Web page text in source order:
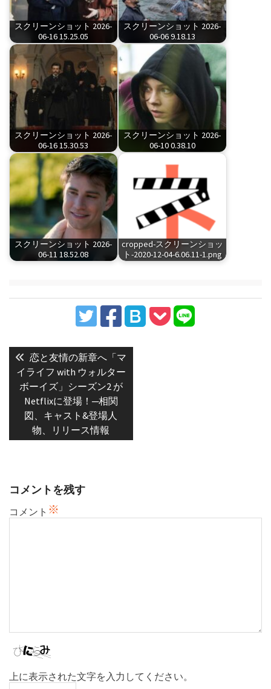
スクリーンショット 2026-
06-16 15.25.05
スクリーンショット 2026-
06-06 9.18.13
スクリーンショット 2026-
06-16 15.30.53
スクリーンショット 2026-
06-10 0.38.10
スクリーンショット 2026-
06-11 18.52.08
cropped-スクリーンショッ
ト-2020-12-04-6.06.11-1.png
稿
ナ
ビ
Previous
post:
恋と友情の新章へ「マ
イライフ with ウォルター
ボーイズ」シーズン2 が
Netflixに登場！─相関
図、キャスト&登場人
物、リリース情報
コメントを残す
コメント ※
上に表示された文字を入力してください。